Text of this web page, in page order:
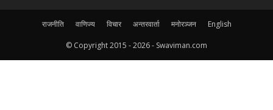
राजनीति वाणिज्य विचार अन्तरवार्ता मनोरञ्जन English
© Copyright 2015 -2026 - Swaviman.com